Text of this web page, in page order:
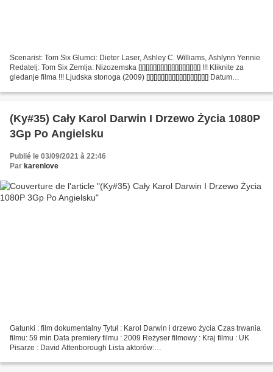
Scenarist: Tom Six Glumci: Dieter Laser, Ashley C. Williams, Ashlynn Yennie
Redatelj: Tom Six Zemlja: Nizozemska [][][][][][][][][][][][][][][][][] !!! Kliknite za
gledanje filma !!! Ljudska stonoga (2009) [][][][][][][][][][][][][][][][][] Datum
(Ky#35) Cały Karol Darwin I Drzewo Życia 1080P
3Gp Po Angielsku
Publié le 03/09/2021 à 22:46
Par karenlove
Gatunki : film dokumentalny Tytuł : Karol Darwin i drzewo życia Czas trwania
filmu: 59 min Data premiery filmu : 2009 Reżyser filmowy : Kraj filmu : UK
Pisarze : David Attenborough Lista aktorów: